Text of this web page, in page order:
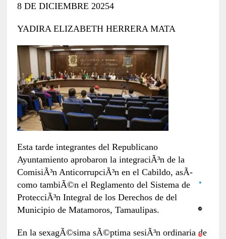
8 DE DICIEMBRE 20254
YADIRA ELIZABETH HERRERA MATA
Esta tarde integrantes del Republicano
Ayuntamiento aprobaron la integraciÃ³n de la
ComisiÃ³n AnticorrupciÃ³n en el Cabildo, asÃ­
como tambiÃ©n el Reglamento del Sistema de
ProtecciÃ³n Integral de los Derechos de del
Municipio de Matamoros, Tamaulipas.
En la sexagÃ©sima sÃ©ptima sesiÃ³n ordinaria de